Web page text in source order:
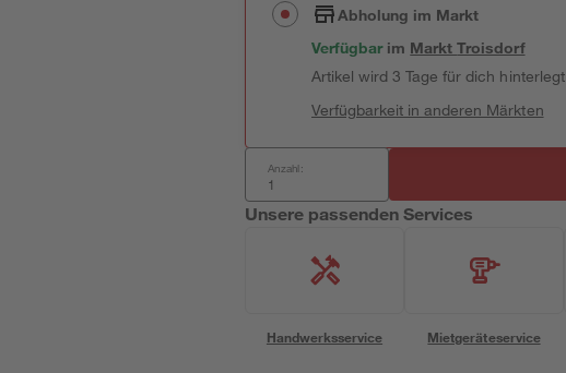
Abholung im Markt
Verfügbar im MarktTroisdorf
Artikel wird 3 Tage für dich hinterlegt
Verfügbarkeit in anderen Märkten
Anzahl:
Unsere passenden Services
Handwerksservice Mietgeräteservice